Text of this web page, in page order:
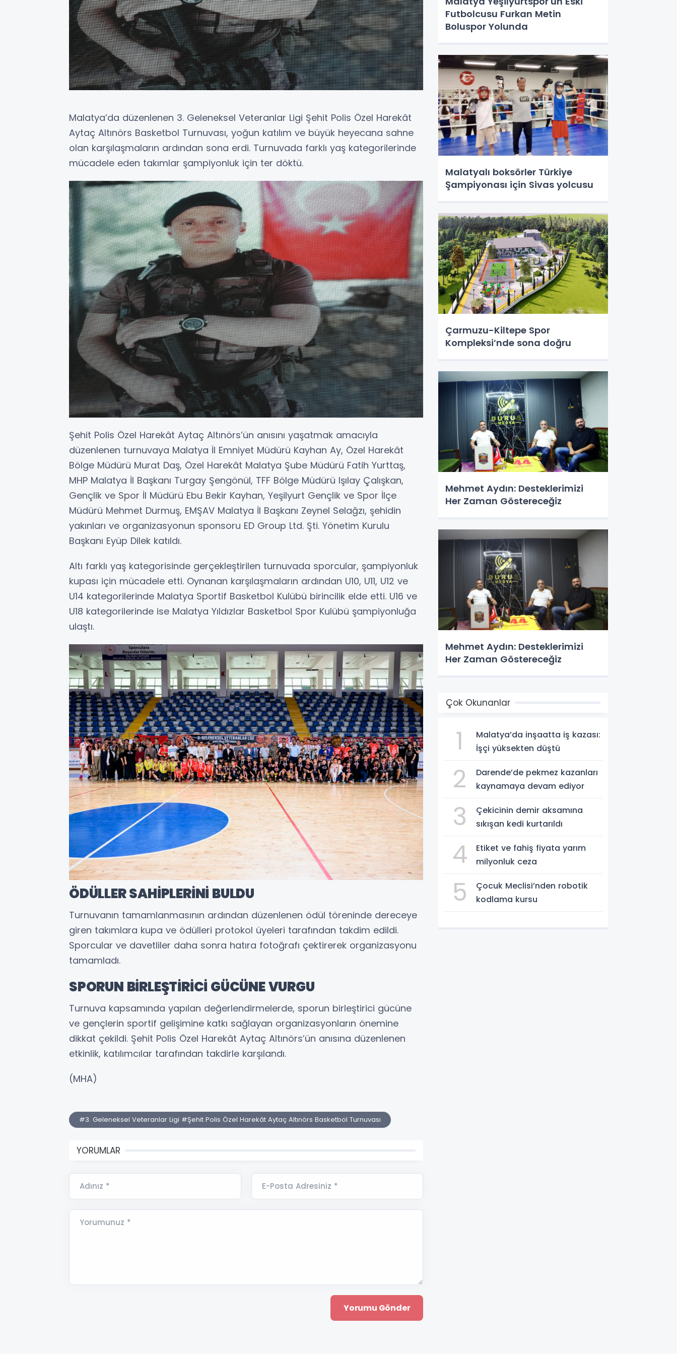
Malatya’da düzenlenen 3. Geleneksel Veteranlar Ligi Şehit Polis Özel Harekât
Aytaç Altınörs Basketbol Turnuvası, yoğun katılım ve büyük heyecana sahne
olan karşılaşmaların ardından sona erdi. Turnuvada farklı yaş kategorilerinde
mücadele eden takımlar şampiyonluk için ter döktü.
Şehit Polis Özel Harekât Aytaç Altınörs’ün anısını yaşatmak amacıyla
düzenlenen turnuvaya Malatya İl Emniyet Müdürü Kayhan Ay, Özel Harekât
Bölge Müdürü Murat Daş, Özel Harekât Malatya Şube Müdürü Fatih Yurttaş,
MHP Malatya İl Başkanı Turgay Şengönül, TFF Bölge Müdürü Işılay Çalışkan,
Gençlik ve Spor İl Müdürü Ebu Bekir Kayhan, Yeşilyurt Gençlik ve Spor İlçe
Müdürü Mehmet Durmuş, EMŞAV Malatya İl Başkanı Zeynel Selağzı, şehidin
yakınları ve organizasyonun sponsoru ED Group Ltd. Şti. Yönetim Kurulu
Başkanı Eyüp Dilek katıldı.
Altı farklı yaş kategorisinde gerçekleştirilen turnuvada sporcular, şampiyonluk
kupası için mücadele etti. Oynanan karşılaşmaların ardından U10, U11, U12 ve
U14 kategorilerinde Malatya Sportif Basketbol Kulübü birincilik elde etti. U16 ve
U18 kategorilerinde ise Malatya Yıldızlar Basketbol Spor Kulübü şampiyonluğa
ulaştı.
ÖDÜLLER SAHİPLERİNİ BULDU
Turnuvanın tamamlanmasının ardından düzenlenen ödül töreninde dereceye
giren takımlara kupa ve ödülleri protokol üyeleri tarafından takdim edildi.
Sporcular ve davetliler daha sonra hatıra fotoğrafı çektirerek organizasyonu
tamamladı.
SPORUN BİRLEŞTİRİCİ GÜCÜNE VURGU
Turnuva kapsamında yapılan değerlendirmelerde, sporun birleştirici gücüne
ve gençlerin sportif gelişimine katkı sağlayan organizasyonların önemine
dikkat çekildi. Şehit Polis Özel Harekât Aytaç Altınörs’ün anısına düzenlenen
etkinlik, katılımcılar tarafından takdirle karşılandı.
(MHA)
#3. Geleneksel Veteranlar Ligi #Şehit Polis Özel Harekât Aytaç Altınörs Basketbol Turnuvası
YORUMLAR
Adınız * E-Posta Adresiniz *
Yorumunuz *
Futbolcusu Furkan Metin
Boluspor Yolunda
Malatyalı boksörler Türkiye
Şampiyonası için Sivas yolcusu
Çarmuzu-Kiltepe Spor
Kompleksi’nde sona doğru
Mehmet Aydın: Desteklerimizi
Her Zaman Göstereceğiz
Mehmet Aydın: Desteklerimizi
Her Zaman Göstereceğiz
Çok Okunanlar
1
Malatya’da inşaatta iş kazası:
İşçi yüksekten düştü
2
Darende’de pekmez kazanları
kaynamaya devam ediyor
3
Çekicinin demir aksamına
sıkışan kedi kurtarıldı
4
Etiket ve fahiş fiyata yarım
milyonluk ceza
5
Çocuk Meclisi’nden robotik
kodlama kursu